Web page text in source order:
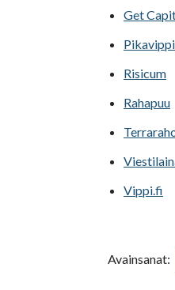
Get
Pikavippi
Risicum
Rahapuu
Vippi.fi
Avainsanat: